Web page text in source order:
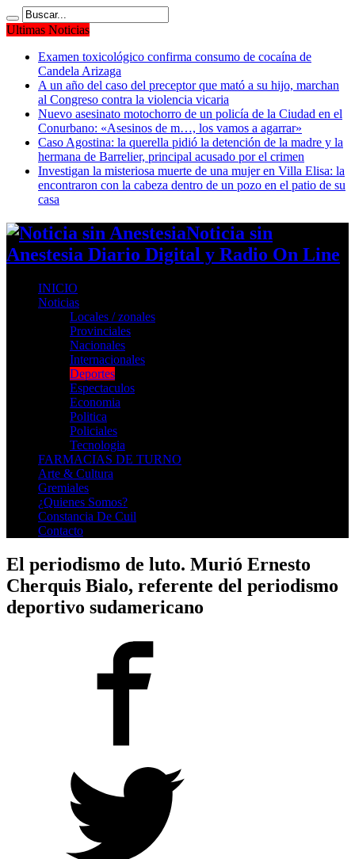
Ultimas Noticias
Examen toxicológico confirma consumo de cocaína de
Candela Arizaga
A un año del caso del preceptor que mató a su hijo, marchan
al Congreso contra la violencia vicaria
Nuevo asesinato motochorro de un policía de la Ciudad en el
Conurbano: «Asesinos de m…, los vamos a agarrar»
Caso Agostina: la querella pidió la detención de la madre y la
hermana de Barrelier, principal acusado por el crimen
Investigan la misteriosa muerte de una mujer en Villa Elisa: la
encontraron con la cabeza dentro de un pozo en el patio de su
casa
Noticia sin
Anestesia Diario Digital y Radio On Line
INICIO
Noticias
Locales / zonales
Provinciales
Nacionales
Internacionales
Deportes
Espectaculos
Economia
Politica
Policiales
Tecnologia
FARMACIAS DE TURNO
Arte & Cultura
Gremiales
¿Quienes Somos?
Constancia De Cuil
Contacto
El periodismo de luto. Murió Ernesto
Cherquis Bialo, referente del periodismo
deportivo sudamericano